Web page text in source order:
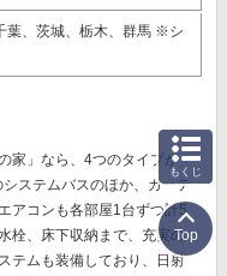
葉、茨城、栃木、群馬 ※シ
家」なら、 4つのタイプか
ステムバスのほか、カーテ
エアコンも各部屋1台ずつ計5
栓、床下収納まで、充実の
テムも装備しており、日射
もくじ
Top